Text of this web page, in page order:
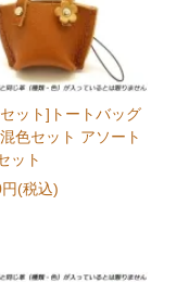
ット]トートバッグ
色セット アソート
ット
(税込)